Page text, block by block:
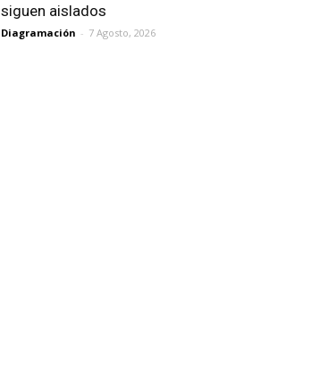
siguen aislados
Diagramación - 7 Agosto, 2026